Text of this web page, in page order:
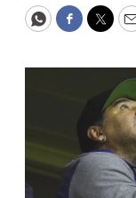
WhatsApp